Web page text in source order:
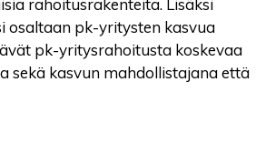
osaltaan pk-yritysten kasvua
pk-yritysrahoitusta koskevaa
sekä kasvun mahdollistajana että